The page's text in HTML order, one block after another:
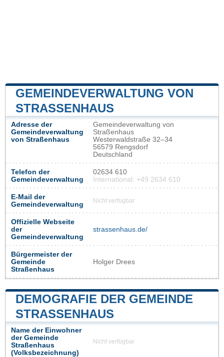
GEMEINDEVERWALTUNG VON
STRASSENHAUS
Adresse der
Gemeindeverwaltung
von Straßenhaus
Gemeindeverwaltung von
Straßenhaus
Westerwaldstraße 32–34
56579 Rengsdorf
Deutschland
Telefon der
Gemeindeverwaltung
02634 610
International: +49 2634 610
E-Mail der
Gemeindeverwaltung
Nicht verfügbar
Offizielle Webseite
der
Gemeindeverwaltung
strassenhaus.de/
Bürgermeister der
Gemeinde
Straßenhaus
Holger Drees
DEMOGRAFIE DER GEMEINDE
STRASSENHAUS
Name der Einwohner
der Gemeinde
Straßenhaus
(Volksbezeichnung)
Nicht verfügbar